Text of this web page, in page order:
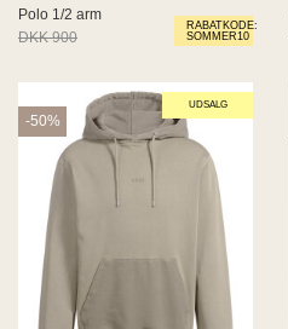
RABATKODE:
SOMMER10
Polo 1/2 arm
DKK 900
DKK 540
UDSALG
-50%